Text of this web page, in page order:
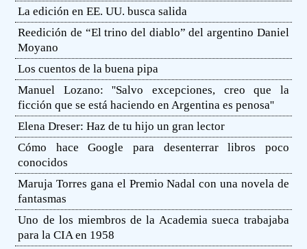
La edición en EE. UU. busca salida
Reedición de “El trino del diablo” del argentino Daniel
Moyano
Los cuentos de la buena pipa
Manuel Lozano: ''Salvo excepciones, creo que la
ficción que se está haciendo en Argentina es penosa''
Elena Dreser: Haz de tu hijo un gran lector
Cómo hace Google para desenterrar libros poco
conocidos
Maruja Torres gana el Premio Nadal con una novela de
fantasmas
Uno de los miembros de la Academia sueca trabajaba
para la CIA en 1958